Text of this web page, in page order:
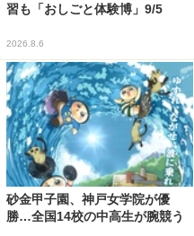
習も「おしごと体験博」9/5
2026.8.6
砂金甲子園、神戸女学院が優
勝…全国14校の中高生が腕競う